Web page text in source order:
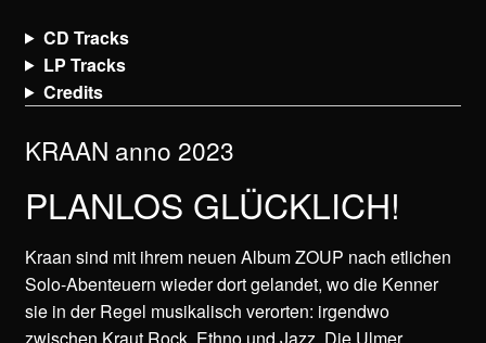
CD Tracks
LP Tracks
Credits
KRAAN anno 2023
PLANLOS GLÜCKLICH!
Kraan sind mit ihrem neuen Album ZOUP nach etlichen
Solo-Abenteuern wieder dort gelandet, wo die Kenner
sie in der Regel musikalisch verorten: irgendwo